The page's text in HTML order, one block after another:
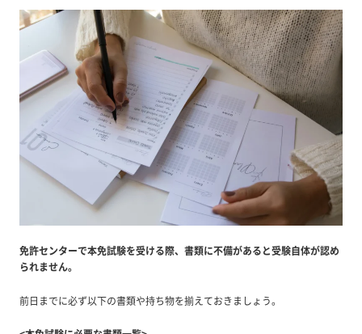
免許センターで本免試験を受ける際、書類に不備があると受験自体が認め
られません。
前日までに必ず以下の書類や持ち物を揃えておきましょう。